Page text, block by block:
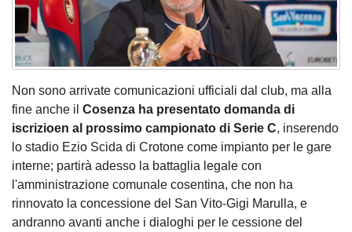
Non sono arrivate comunicazioni ufficiali dal club, ma alla
fine anche il Cosenza ha presentato domanda di
iscrizioen al prossimo campionato di Serie C, inserendo
lo stadio Ezio Scida di Crotone come impianto per le gare
interne; partirà adesso la battaglia legale con
l'amministrazione comunale cosentina, che non ha
rinnovato la concessione del San Vito-Gigi Marulla, e
andranno avanti anche i dialoghi per le cessione del